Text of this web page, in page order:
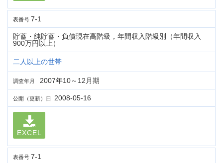
表番号 7-1
貯蓄・純貯蓄・負債現在高階級，年間収入階級別（年間収入
900万円以上）
二人以上の世帯
調査年月 2007年10～12月期
公開（更新）日 2008-05-16
EXCEL
表番号 7-1